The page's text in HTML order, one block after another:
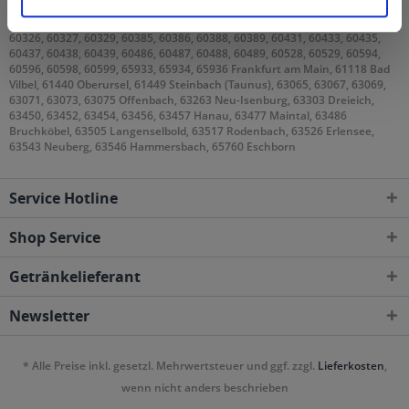
60308, 60311, 60313, 60314, 60316, 60318, 60320, 60322, 60323, 60325,
60326, 60327, 60329, 60385, 60386, 60388, 60389, 60431, 60433, 60435,
60437, 60438, 60439, 60486, 60487, 60488, 60489, 60528, 60529, 60594,
60596, 60598, 60599, 65933, 65934, 65936 Frankfurt am Main, 61118 Bad
Vilbel, 61440 Oberursel, 61449 Steinbach (Taunus), 63065, 63067, 63069,
63071, 63073, 63075 Offenbach, 63263 Neu-Isenburg, 63303 Dreieich,
63450, 63452, 63454, 63456, 63457 Hanau, 63477 Maintal, 63486
Bruchköbel, 63505 Langenselbold, 63517 Rodenbach, 63526 Erlensee,
63543 Neuberg, 63546 Hammersbach, 65760 Eschborn
Service Hotline
Shop Service
Getränkelieferant
Newsletter
* Alle Preise inkl. gesetzl. Mehrwertsteuer und ggf. zzgl. Lieferkosten,
wenn nicht anders beschrieben